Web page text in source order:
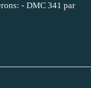
- DMC 341 par